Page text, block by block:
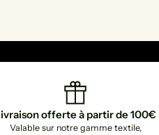
offerte à partir de 100€
Valable sur notre gamme textile,